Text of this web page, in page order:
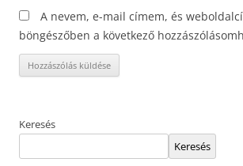
A nevem, e-mail címem, és
böngészőben a következő
Keresés
Keresés